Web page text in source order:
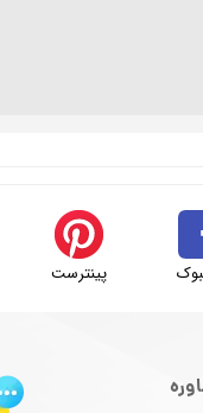
پینترست